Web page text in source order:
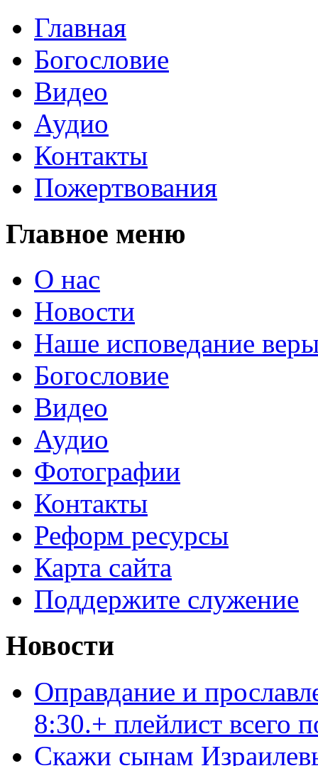
Главная
Богословие
Видео
Аудио
Контакты
Пожертвования
Главное меню
О нас
Новости
Наше исповедание
Богословие
Видео
Аудио
Фотографии
Контакты
Реформ ресурсы
Карта сайта
Поддержите служение
Новости
Оправдание и
8:30.+ плейлист
Скажи сынам